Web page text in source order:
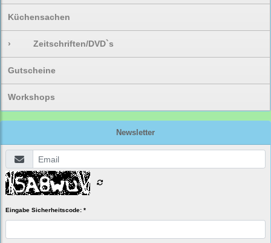
Küchensachen
› Zeitschriften/DVD`s
Gutscheine
Workshops
Newsletter
Eingabe Sicherheitscode: *